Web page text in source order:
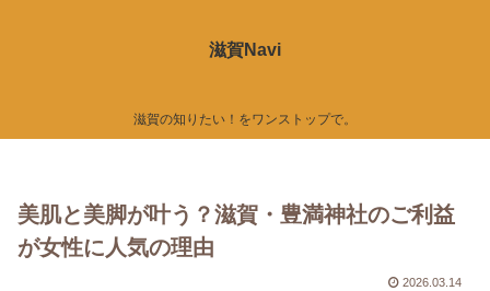
滋賀Navi
滋賀の知りたい！をワンストップで。
美肌と美脚が叶う？滋賀・豊満神社のご利益
が女性に人気の理由
2026.03.14